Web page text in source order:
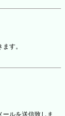
す。
ルを送信致しま